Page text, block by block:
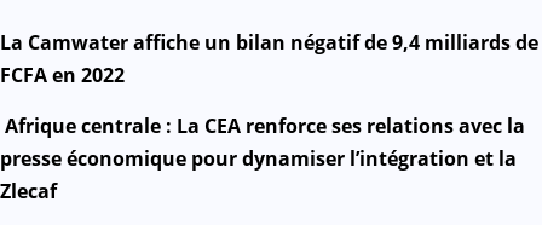
Mail
N
v
i
La Camwater affiche un bilan négatif de 9,4 milliards de
FCFA en 2022
Afrique centrale : La CEA renforce ses relations avec la
presse économique pour dynamiser l’intégration et la
Zlecaf